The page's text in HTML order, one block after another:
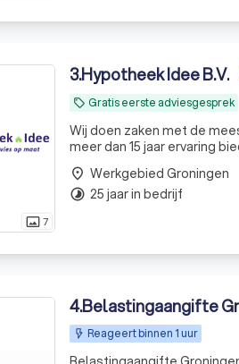
photo_size_select_actual7
3.Hypotheek Idee B.V.
local_offer Gratis eerste adviesgesprek
Wij doen zaken met de
meer dan 15 jaar ervaring
place Werkgebied Groningen
timelapse 25 jaar in bedrijf
4.Belastingaangifte
Reageert binnen 1 uur